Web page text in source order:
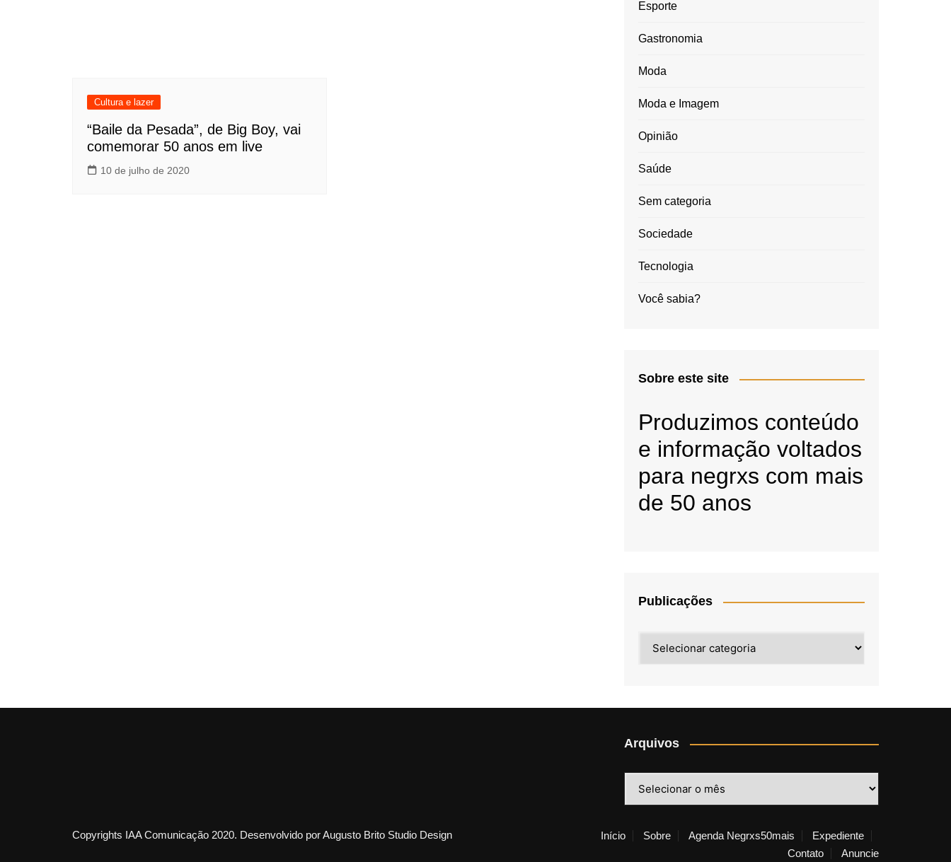
Cultura e lazer
“Baile da Pesada”, de Big Boy, vai
comemorar 50 anos em live
10 de julho de 2020
Esporte
Gastronomia
Moda
Moda e Imagem
Opinião
Saúde
Sem categoria
Sociedade
Tecnologia
Você sabia?
Sobre este site
Produzimos conteúdo
e informação voltados
para negrxs com mais
de 50 anos
Publicações
Arquivos
Copyrights IAA Comunicação 2020. Desenvolvido por Augusto Brito Studio Design Início Sobre Agenda Negrxs50mais
Expediente
Contato
Anuncie